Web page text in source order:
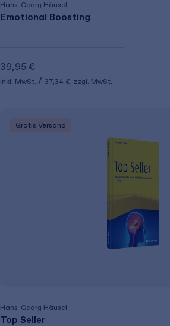
Hans-Georg Häusel
Emotional Boosting
39,95 €
inkl. MwSt. 37,34 € zzgl. MwSt.
Gratis Versand
Hans-Georg Häusel
Top Seller